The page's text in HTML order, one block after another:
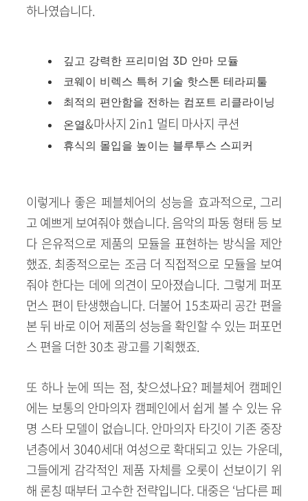
하나였습니다.
깊고 강력한 프리미엄 3D 안마 모듈
코웨이 비렉스 특허 기술 핫스톤 테라피툴
최적의 편안함을 전하는 컴포트 리클라이닝
온열&마사지 2in1 멀티 마사지 쿠션
휴식의 몰입을 높이는 블루투스 스피커
이렇게나 좋은 페블체어의 성능을 효과적으로, 그리
고 예쁘게 보여줘야 했습니다. 음악의 파동 형태 등 보
다 은유적으로 제품의 모듈을 표현하는 방식을 제안
했죠. 최종적으로는 조금 더 직접적으로 모듈을 보여
줘야 한다는 데에 의견이 모아졌습니다. 그렇게 퍼포
먼스 편이 탄생했습니다. 더불어 15초짜리 공간 편을
본 뒤 바로 이어 제품의 성능을 확인할 수 있는 퍼포먼
스 편을 더한 30초 광고를 기획했죠.
또 하나 눈에 띄는 점, 찾으셨나요? 페블체어 캠페인
에는 보통의 안마의자 캠페인에서 쉽게 볼 수 있는 유
명 스타 모델이 없습니다. 안마의자 타깃이 기존 중장
년층에서 3040세대 여성으로 확대되고 있는 가운데,
그들에게 감각적인 제품 자체를 오롯이 선보이기 위
해 론칭 때부터 고수한 전략입니다. 대중은 ‘남다른 페